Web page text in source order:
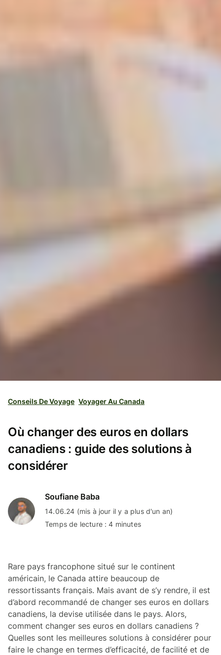
Conseils De Voyage Voyager Au Canada
Où changer des euros en dollars
canadiens : guide des solutions à
considérer
Soufiane Baba
14.06.24 (mis à jour il y a plus d'un an)
Temps de lecture : 4 minutes
Rare pays francophone situé sur le continent
américain, le Canada attire beaucoup de
ressortissants français. Mais avant de s’y rendre, il est
d’abord recommandé de changer ses euros en dollars
canadiens, la devise utilisée dans le pays. Alors,
comment changer ses euros en dollars canadiens ?
Quelles sont les meilleures solutions à considérer pour
faire le change en termes d’efficacité, de facilité et de